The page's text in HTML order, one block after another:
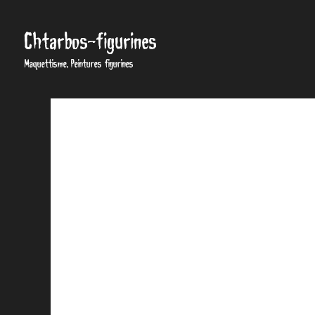
Chtarbos-figurines
Maquettisme, Peintures figurines